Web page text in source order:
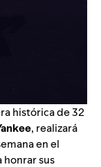
histórica de 32
, realizará
en el
honrar sus